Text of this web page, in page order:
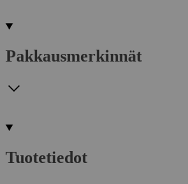
Pakkausmerkinnät
Tuotetiedot